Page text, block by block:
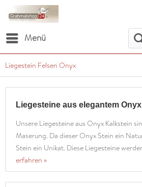
Menü
Liegestein Felsen Onyx
Liegesteine aus elegantem
Unsere Liegesteine aus Onyx Kalkstein
Maserung. Da dieser Onyx Stein ein
Stein ein Unikat. Diese Liegesteine
erfahren »